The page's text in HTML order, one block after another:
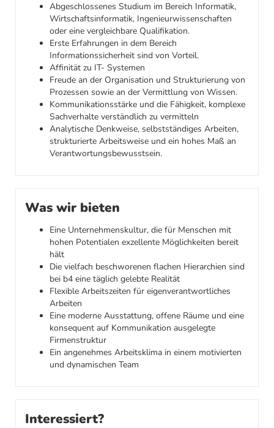
Abgeschlossenes Studium im Bereich Informatik,
Wirtschaftsinformatik, Ingenieurwissenschaften
oder eine vergleichbare Qualifikation.
Erste Erfahrungen in dem Bereich
Informationssicherheit sind von Vorteil.
Affinität zu IT- Systemen
Freude an der Organisation und Strukturierung von
Prozessen sowie an der Vermittlung von Wissen.
Kommunikationsstärke und die Fähigkeit, komplexe
Sachverhalte verständlich zu vermitteln
Analytische Denkweise, selbstständiges Arbeiten,
strukturierte Arbeitsweise und ein hohes Maß an
Verantwortungsbewusstsein.
Was wir bieten
Eine Unternehmenskultur, die für Menschen mit
hohen Potentialen exzellente Möglichkeiten bereit
hält
Die vielfach beschworenen flachen Hierarchien sind
bei b4 eine täglich gelebte Realität
Flexible Arbeitszeiten für eigenverantwortliches
Arbeiten
Eine moderne Ausstattung, offene Räume und eine
konsequent auf Kommunikation ausgelegte
Firmenstruktur
Ein angenehmes Arbeitsklima in einem motivierten
und dynamischen Team
Interessiert?